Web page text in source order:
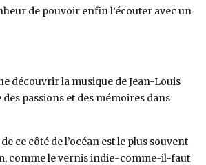
de pouvoir enfin l’écouter avec un
découvrir la musique de Jean-Louis
passions et des mémoires dans
ce côté de l’océan est le plus souvent
comme le vernis indie-comme-il-faut